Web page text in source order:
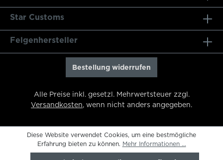
Star Customs
Felgenhersteller
Bestellung widerrufen
Alle Preise inkl. gesetzl. Mehrwertsteuer zzgl.
Versandkosten, wenn nicht anders angegeben.
Diese Website verwendet Cookies, um eine bestmögliche
Erfahrung bieten zu können. Mehr Informationen ...